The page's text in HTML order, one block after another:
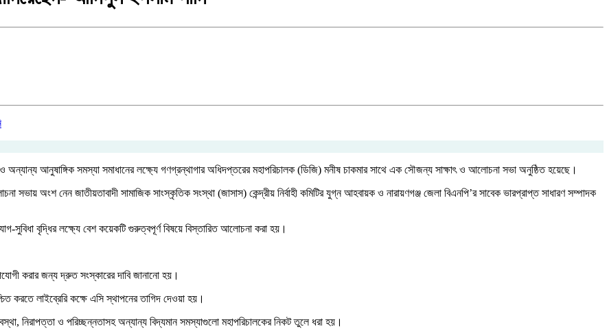
ও অন্যান্য আনুষাঙ্গিক সমস্যা সমাধানের লক্ষ্যে গণগ্রন্থাগার অধিদপ্তরের মহাপরিচালক (ডিজি) মনীষ চাকমার সাথে এক সৌজন্য সাক্ষাৎ ও আলোচনা সভা অনুষ্ঠিত হয়েছে।
অংশ নেন জাতীয়তাবাদী সামাজিক সাংস্কৃতিক সংস্থা (জাসাস) কেন্দ্রীয় নির্বাহী কমিটির যুগ্ন আহবায়ক ও নারায়ণগঞ্জ জেলা বিএনপি’র সাবেক ভারপ্রাপ্ত সাধারণ সম্পাদক
সুবিধা বৃদ্ধির লক্ষ্যে বেশ কয়েকটি গুরুত্বপূর্ণ বিষয়ে বিস্তারিত আলোচনা করা হয়।
করার জন্য দ্রুত সংস্কারের দাবি জানানো হয়।
করতে লাইব্রেরি কক্ষে এসি স্থাপনের তাগিদ দেওয়া হয়।
নিরাপত্তা ও পরিচ্ছন্নতাসহ অন্যান্য বিদ্যমান সমস্যাগুলো মহাপরিচালকের নিকট তুলে ধরা হয়।